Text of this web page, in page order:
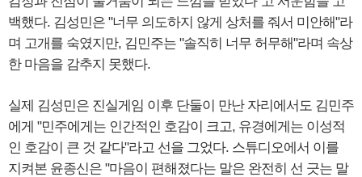
백했다. 김성민은 "너무 의도하지 않게 상처를 줘서 미안해"라
며 고개를 숙였지만, 김민주는 "솔직히 너무 허무해"라며 속상
한 마음을 감추지 못했다.
실제 김성민은 진실게임 이후 단둘이 만난 자리에서도 김민주
에게 "민주에게는 인간적인 호감이 크고, 유경에게는 이성적
인 호감이 큰 것 같다"라고 선을 그었다. 스튜디오에서 이를
지켜본 윤종신은 "마음이 편해졌다는 말은 완전히 선 긋는 말